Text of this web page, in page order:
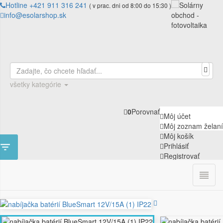
Hotline +421 911 316 241 ( v prac. dni od 8:00 do 15:30 )
info@esolarshop.sk
všetky kategórie
Môj účet
Môj zoznam želaní
Môj košík
Prihlásiť
Registrovať
0Porovnať

ÚVOD